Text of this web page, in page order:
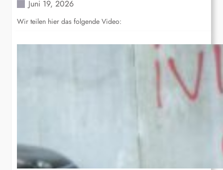
Juni 19, 2026
Wir teilen hier das folgende Video: